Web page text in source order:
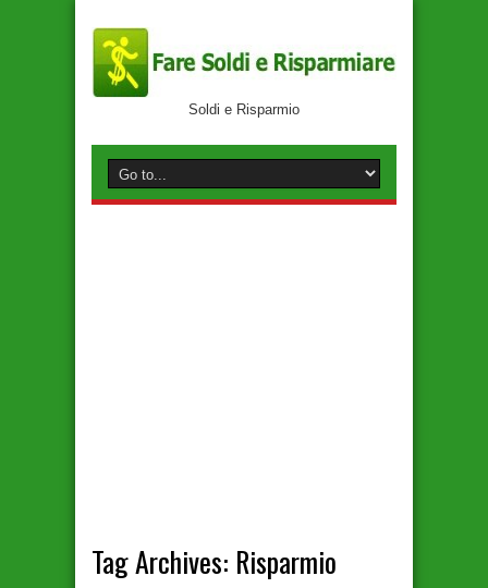
Soldi e Risparmio
Tag Archives: Risparmio